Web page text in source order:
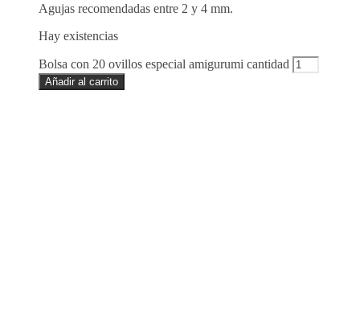
Agujas recomendadas entre 2 y 4 mm.
Hay existencias
Bolsa con 20 ovillos especial amigurumi cantidad
Añadir al carrito